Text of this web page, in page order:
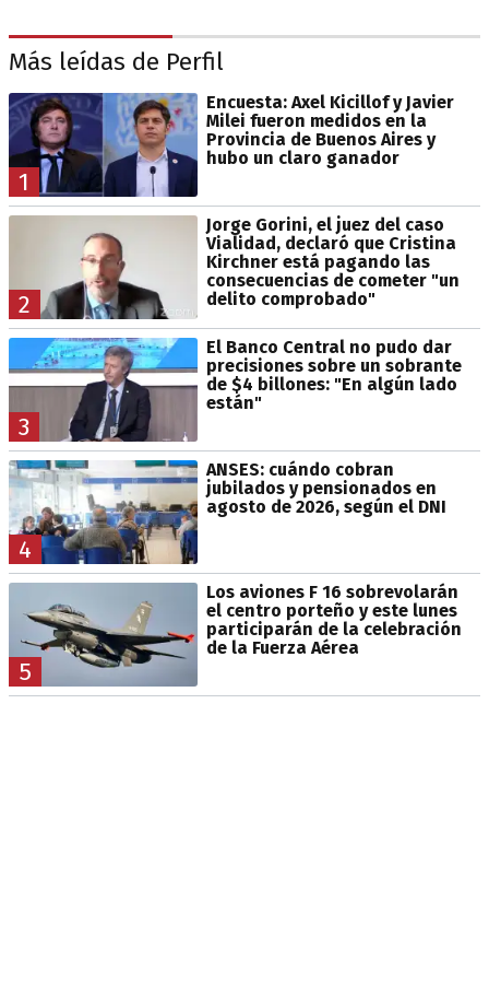
Más leídas de Perfil
1
Encuesta: Axel Kicillof y Javier
Milei fueron medidos en la
Provincia de Buenos Aires y
hubo un claro ganador
2
Jorge Gorini, el juez del caso
Vialidad, declaró que Cristina
Kirchner está pagando las
consecuencias de cometer "un
delito comprobado"
3
El Banco Central no pudo dar
precisiones sobre un sobrante
de $4 billones: "En algún lado
están"
4
ANSES: cuándo cobran
jubilados y pensionados en
agosto de 2026, según el DNI
5
Los aviones F 16 sobrevolarán
el centro porteño y este lunes
participarán de la celebración
de la Fuerza Aérea